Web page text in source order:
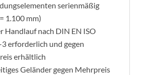
serienmäßig
1.100 mm)
Handlauf nach DIN EN ISO
erforderlich und gegen
erhältlich
Geländer gegen Mehrpreis